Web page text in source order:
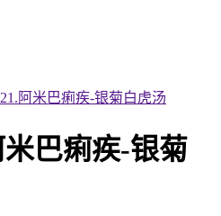
阿米巴痢疾-银菊白虎汤
巴痢疾-银菊